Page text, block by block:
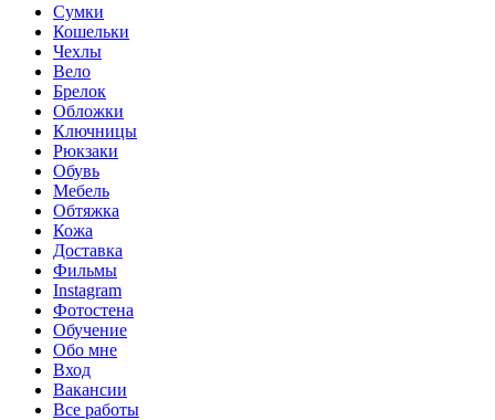
Сумки
Кошельки
Чехлы
Вело
Брелок
Обложки
Ключницы
Рюкзаки
Обувь
Мебель
Обтяжка
Кожа
Доставка
Фильмы
Instagram
Фотостена
Обучение
Обо мне
Вход
Вакансии
Все работы